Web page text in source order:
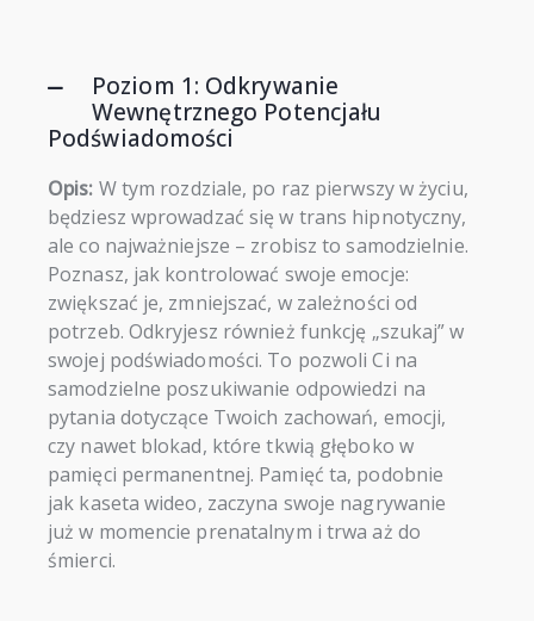
Poziom 1: Odkrywanie
Wewnętrznego Potencjału
Podświadomości
Opis: W tym rozdziale, po raz pierwszy w życiu,
będziesz wprowadzać się w trans hipnotyczny,
ale co najważniejsze – zrobisz to samodzielnie.
Poznasz, jak kontrolować swoje emocje:
zwiększać je, zmniejszać, w zależności od
potrzeb. Odkryjesz również funkcję „szukaj” w
swojej podświadomości. To pozwoli Ci na
samodzielne poszukiwanie odpowiedzi na
pytania dotyczące Twoich zachowań, emocji,
czy nawet blokad, które tkwią głęboko w
pamięci permanentnej. Pamięć ta, podobnie
jak kaseta wideo, zaczyna swoje nagrywanie
już w momencie prenatalnym i trwa aż do
śmierci.